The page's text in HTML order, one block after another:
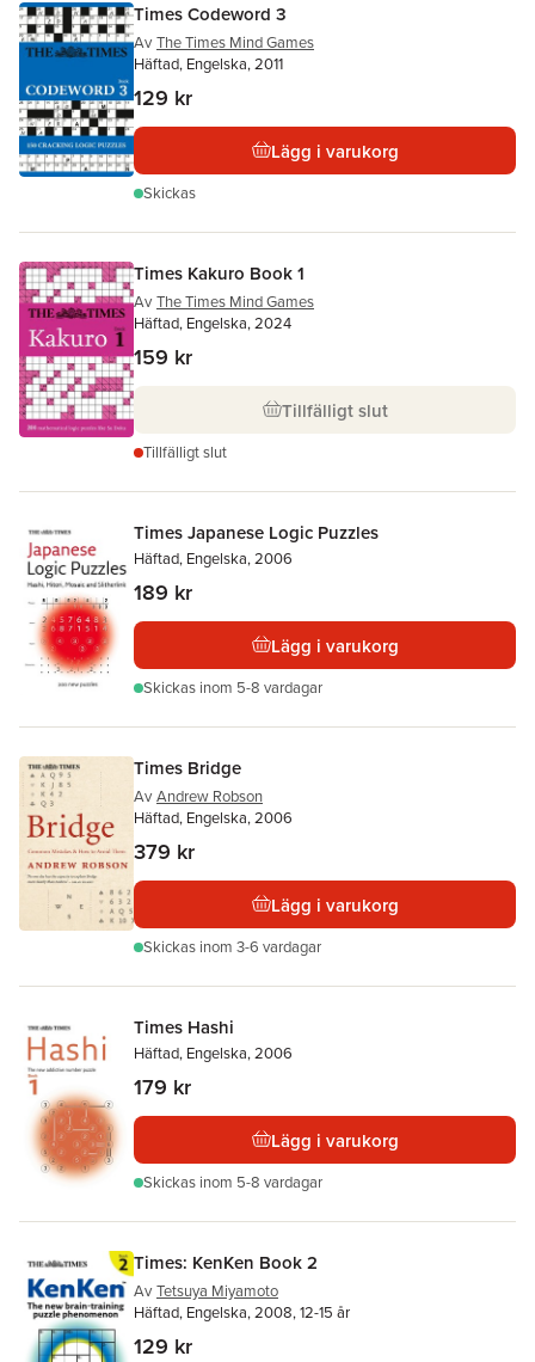
Times Codeword 3
Av The Times Mind Games
Häftad, Engelska, 2011
129 kr
Lägg i varukorg
Skickas
Times Kakuro Book 1
Av The Times Mind Games
Häftad, Engelska, 2024
159 kr
Tillfälligt slut
Tillfälligt slut
Times Japanese Logic Puzzles
Häftad, Engelska, 2006
189 kr
Lägg i varukorg
Skickas inom 5-8 vardagar
Times Bridge
Av Andrew Robson
Häftad, Engelska, 2006
379 kr
Lägg i varukorg
Skickas inom 3-6 vardagar
Times Hashi
Häftad, Engelska, 2006
179 kr
Lägg i varukorg
Skickas inom 5-8 vardagar
Times: KenKen Book 2
Av Tetsuya Miyamoto
Häftad, Engelska, 2008, 12-15 år
129 kr